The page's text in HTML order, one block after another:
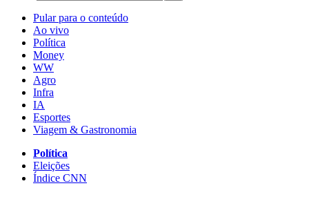
Pular para o conteúdo
Ao vivo
Política
Money
WW
Agro
Infra
IA
Esportes
Viagem & Gastronomia
Política
Eleições
Índice CNN